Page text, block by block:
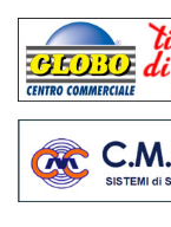
commenti
Contenuti
del
sito